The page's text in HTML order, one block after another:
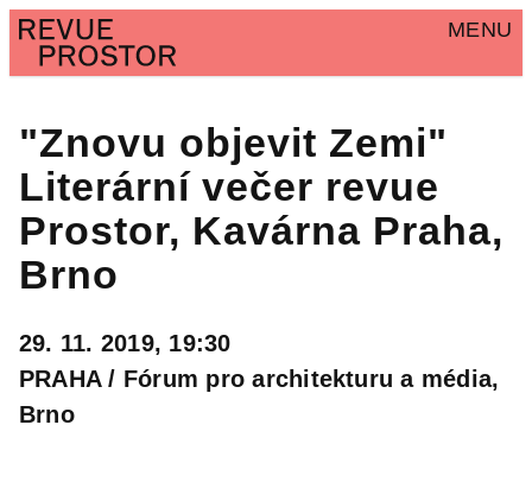
MENU
"Znovu objevit Zemi"
Literární večer revue
Prostor, Kavárna Praha,
Brno
29. 11. 2019, 19:30
PRAHA / Fórum pro architekturu a média,
Brno